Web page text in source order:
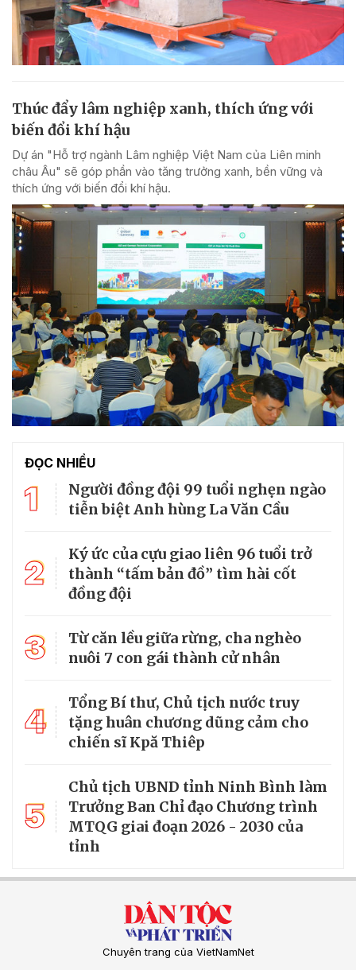
Thúc đẩy lâm nghiệp xanh, thích ứng với
biến đổi khí hậu
Dự án "Hỗ trợ ngành Lâm nghiệp Việt Nam của Liên minh
châu Âu" sẽ góp phần vào tăng trưởng xanh, bền vững và
thích ứng với biến đổi khí hậu.
ĐỌC NHIỀU
1
Người đồng đội 99 tuổi nghẹn ngào
tiễn biệt Anh hùng La Văn Cầu
2
Ký ức của cựu giao liên 96 tuổi trở
thành “tấm bản đồ” tìm hài cốt
đồng đội
3
Từ căn lều giữa rừng, cha nghèo
nuôi 7 con gái thành cử nhân
4
Tổng Bí thư, Chủ tịch nước truy
tặng huân chương dũng cảm cho
chiến sĩ Kpă Thiêp
5
Chủ tịch UBND tỉnh Ninh Bình làm
Trưởng Ban Chỉ đạo Chương trình
MTQG giai đoạn 2026 - 2030 của
tỉnh
Chuyên trang của VietNamNet